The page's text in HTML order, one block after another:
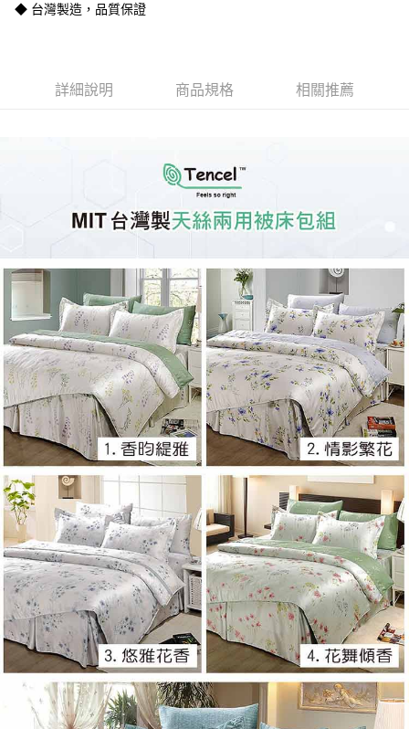
相關說明
１．簡單：不需註冊會員、不需綁卡、不需儲值。
２．便利：只要手機號碼，簡訊認證，即可結帳。
１．於結帳方式選擇「AFTEE先享後付」後，將跳轉至「AFTEE先享後付」
結帳頁面，進行簡訊認證並確認金額後，即可完成結帳。
２．訂單成立數日內，您將收到繳費通知簡訊。
３．收到繳費通知簡訊後14天內，點擊此簡訊中的連結，可透過四大超商／
ATM／網路銀行／等多元方式進行付款，方視為交易完成。
購買商品的店家。未經商家同意取消之訂單仍視為有效，需透過AFTEE先享
後付繳納相關費用。
※ 交易是否成功請以「AFTEE先享後付 」之結帳頁面顯示為準，若有關於
是否繳費成功／繳費後需取消欲退款等相關疑問，請聯繫「AFTEE先享後付
客戶支援中心」https://netprotections.freshdesk.com/support/home
【注意事項】
１．透過由恩沛科技股份有限公司提供之「AFTEE先享後付」服務完成之交
易，需依本服務之必要範圍內提供個人資料，並將交易相關給付款項請求債
權轉讓予恩沛科技股份有限公司。
２．關於個人資料處理事宜，請瀏覽以下網址：
https://aftee.tw/terms/#terms3
３．未成年的使用者請事先徵得法定代理人或監護人之同意方可使用
「AFTEE先享後付」，若未經同意申辦者引起之損失，本公司不負相關責
任。
４．使用「AFTEE先享後付」時，將依據個別帳號之用戶狀況，依本公司即
時審查核予不同之上限額度；若仍有額度不足之情形，本公司將視審查結果
請求用戶進行身份認證。
５．嚴禁一人註冊多個帳號或使用他人資訊註冊。若發現惡意使用之情形，
恩沛科技股份有限公司將有權停止該用戶之使用額度並採取法律行動。
運送方式
◆ 台灣製造，品質保證
詳細說明 商品規格 相關推薦